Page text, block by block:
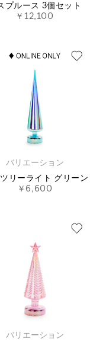
プルース 3個セット
￥12,100
バリエーション
リーライト グリーン
￥6,600
バリエーション